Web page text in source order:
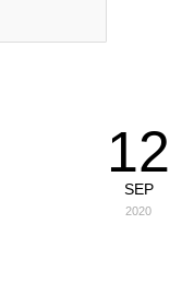
12
SEP
2020